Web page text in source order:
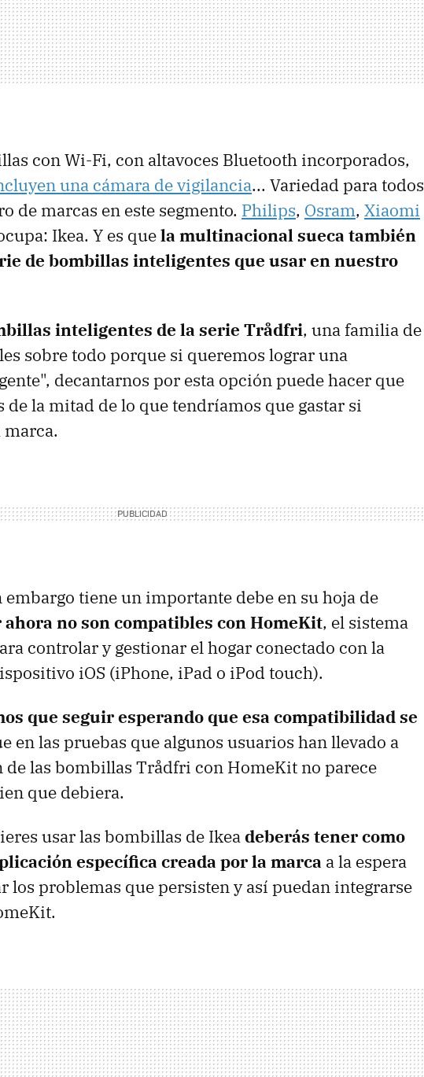
con Wi-Fi, con altavoces Bluetooth incorporados,
una cámara de vigilancia... Variedad para todos
de marcas en este segmento. Philips, Osram, Xiaomi
Ikea. Y es quela multinacional sueca también
de bombillas inteligentes que usar en nuestro
inteligentes de la serie Trådfri, una familia de
sobre todo porque si queremos lograr una
decantarnos por esta opción puede hacer que
de la mitad de lo que tendríamos que gastar si
tiene un importante debe en su hoja de
ahora no son compatibles con HomeKit, el sistema
controlar y gestionar el hogar conectado con la
iOS (iPhone, iPad o iPod touch).
que seguir esperando que esa compatibilidad se
en las pruebas que algunos usuarios han llevado a
de las bombillas Trådfri con HomeKit no parece
que debiera.
usar las bombillas de Ikeadeberás tener como
específica creada por la marca a la espera
los problemas que persisten y así puedan integrarse